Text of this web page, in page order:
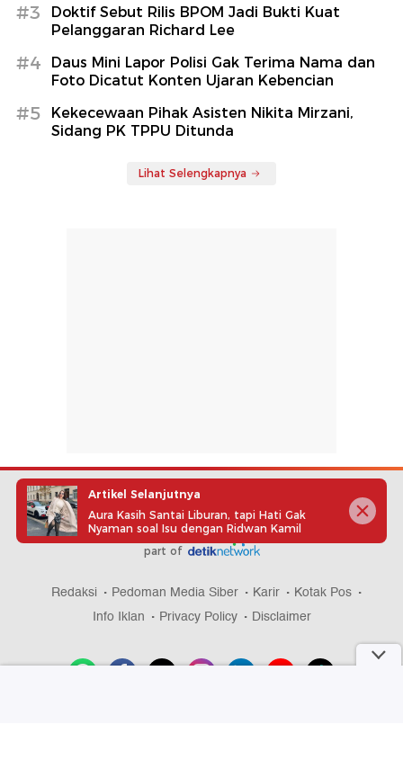
#3
Doktif Sebut Rilis BPOM Jadi Bukti Kuat
Pelanggaran Richard Lee
#4
Daus Mini Lapor Polisi Gak Terima Nama dan
Foto Dicatut Konten Ujaran Kebencian
#5
Kekecewaan Pihak Asisten Nikita Mirzani,
Sidang PK TPPU Ditunda
Lihat Selengkapnya
part of
Redaksi Pedoman Media Siber Karir
Kotak Pos
Info Iklan
Privacy Policy Disclaimer
Artikel Selanjutnya
Aura Kasih Santai Liburan, tapi Hati Gak
Nyaman soal Isu dengan Ridwan Kamil